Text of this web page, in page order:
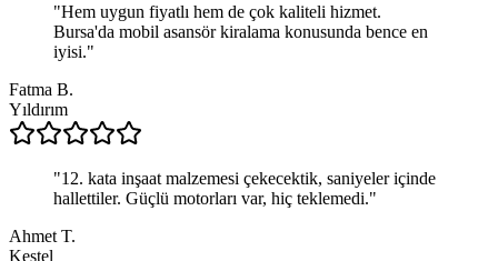
"Hem uygun fiyatlı hem de çok kaliteli hizmet.
Bursa'da mobil asansör kiralama konusunda bence en
iyisi."
Fatma B.
Yıldırım
"12. kata inşaat malzemesi çekecektik, saniyeler içinde
hallettiler. Güçlü motorları var, hiç teklemedi."
Ahmet T.
Kestel